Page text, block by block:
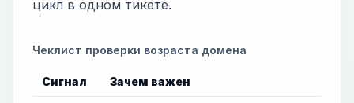
цикл в одном тикете.
Чеклист проверки возраста домена
Сигнал Зачем важен